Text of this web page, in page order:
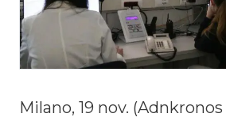
Milano, 19 nov.